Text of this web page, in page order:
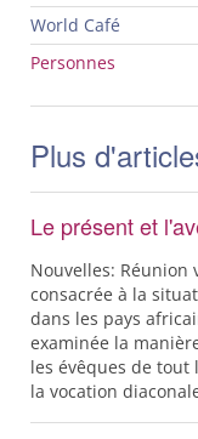
World Café
Personnes
Plus
Le présent et
Nouvelles:
consacrée à la
dans les pays
examinée la
les évêques de
la vocation